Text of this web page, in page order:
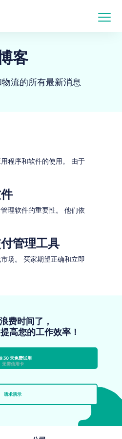
客
流的所有最新消息
程序和软件的使用。 由于
理软件的重要性。 他们依
管理工具
场。 买家期望正确和立即
费时间了，
高您的工作效率！
30 天免费试用
无需信用卡
请求演示